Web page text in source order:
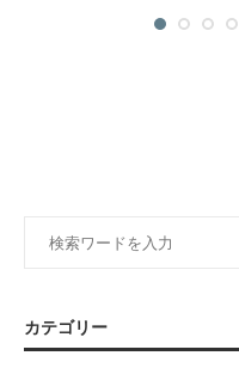
カテゴリー